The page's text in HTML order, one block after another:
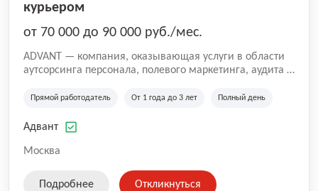
курьером
от 70 000 до 90 000 руб./мес.
ADVANT — компания, оказывающая услуги в области
аутсорсинга персонала, полевого маркетинга, аудита и
региональных клиентов. Мы работаем на рынке с
Казахстана и Беларуси, сотрудничая с компаниями из
Прямой работодатель От 1 года до 3 лет Полный день
Адвант
Москва
Подробнее Откликнуться